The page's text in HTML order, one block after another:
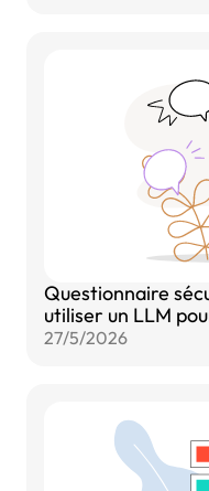
Questionnaire
utiliser un LLM
27/5/2026